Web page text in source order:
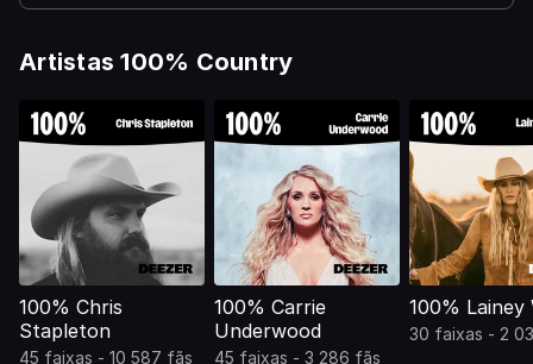
Artistas 100% Country
100% Chris
Stapleton
45 faixas - 10 587 fãs
100% Carrie
Underwood
45 faixas - 3 286 fãs
100% Lainey
30 faixas - 2